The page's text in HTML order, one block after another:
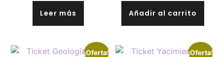
Leer más Añadir al carrito
¡Oferta! ¡Oferta!